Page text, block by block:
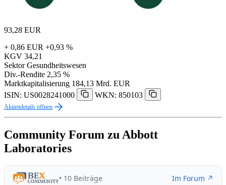
93,28 EUR
+ 0,86 EUR +0,93 %
KGV 34,21
Sektor Gesundheitswesen
Div.-Rendite 2,35 %
Marktkapitalisierung 184,13 Mrd. EUR
ISIN: US0028241000
WKN: 850103
Aktiendetails öffnen
Community Forum zu Abbott
Laboratories